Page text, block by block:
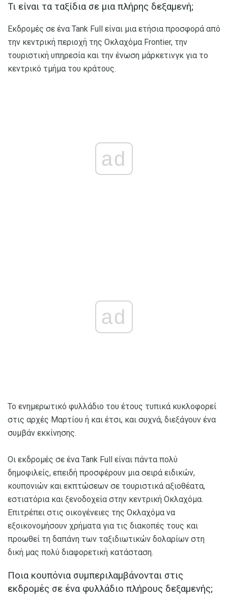
Τι είναι τα ταξίδια σε μια πλήρης δεξαμενή;
Εκδρομές σε ένα Tank Full είναι μια ετήσια προσφορά από
την κεντρική περιοχή της Οκλαχόμα Frontier, την
τουριστική υπηρεσία και την ένωση μάρκετινγκ για το
κεντρικό τμήμα του κράτους.
ad
ad
Το ενημερωτικό φυλλάδιο του έτους τυπικά κυκλοφορεί
στις αρχές Μαρτίου ή και έτσι, και συχνά, διεξάγουν ένα
συμβάν εκκίνησης.
Οι εκδρομές σε ένα Tank Full είναι πάντα πολύ
δημοφιλείς, επειδή προσφέρουν μια σειρά ειδικών,
κουπονιών και εκπτώσεων σε τουριστικά αξιοθέατα,
εστιατόρια και ξενοδοχεία στην κεντρική Οκλαχόμα.
Επιτρέπει στις οικογένειες της Οκλαχόμα να
εξοικονομήσουν χρήματα για τις διακοπές τους και
προωθεί τη δαπάνη των ταξιδιωτικών δολαρίων στη
δική μας πολύ διαφορετική κατάσταση.
Ποια κουπόνια συμπεριλαμβάνονται στις
εκδρομές σε ένα φυλλάδιο πλήρους δεξαμενής;